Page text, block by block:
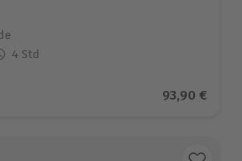
4 Std
basierend auf 11 BewertungenAktueller
93,90 €